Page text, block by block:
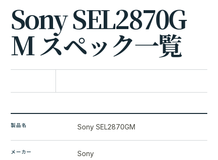
SonySEL2870G
Mスペック一覧
製品名 Sony SEL2870GM
メーカー Sony